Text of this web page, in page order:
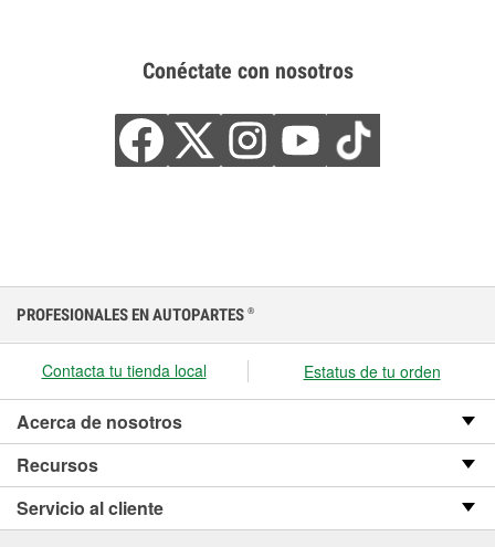
Conéctate con nosotros
PROFESIONALES EN AUTOPARTES ®
Contacta tu tienda local Estatus de tu orden
Acerca de nosotros
Recursos
Servicio al cliente